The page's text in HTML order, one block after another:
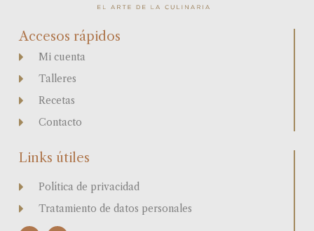
Accesos rápidos
Mi cuenta
Talleres
Recetas
Contacto
Links útiles
Política de privacidad
Tratamiento de datos personales